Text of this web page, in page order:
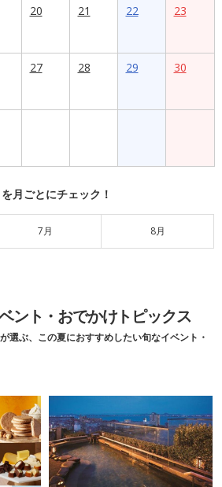
20 21 22 23
27 28 29 30
月ごとにチェック！
7月 8月
ント・おでかけトピックス
選ぶ、この夏におすすめしたい旬なイベント・